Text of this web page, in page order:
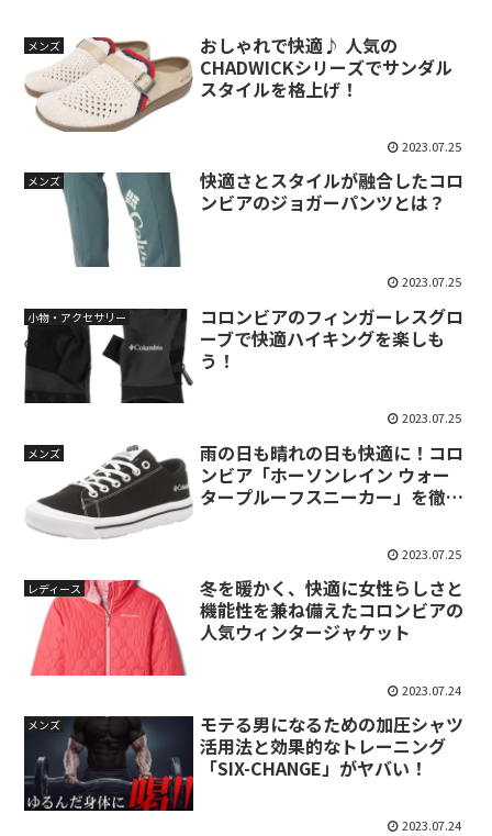
メンズ
おしゃれで快適♪ 人気の
CHADWICKシリーズでサンダル
スタイルを格上げ！
2023.07.25
メンズ
快適さとスタイルが融合したコロ
ンビアのジョガーパンツとは？
2023.07.25
小物・アクセサリー
コロンビアのフィンガーレスグロ
ーブで快適ハイキングを楽しも
う！
2023.07.25
メンズ
雨の日も晴れの日も快適に！コロ
ンビア「ホーソンレイン ウォー
タープルーフスニーカー」を徹底
2023.07.25
レディース
冬を暖かく、快適に女性らしさと
機能性を兼ね備えたコロンビアの
人気ウィンタージャケット
2023.07.24
メンズ
モテる男になるための加圧シャツ
活用法と効果的なトレーニング
「SIX-CHANGE」がヤバい！
2023.07.24